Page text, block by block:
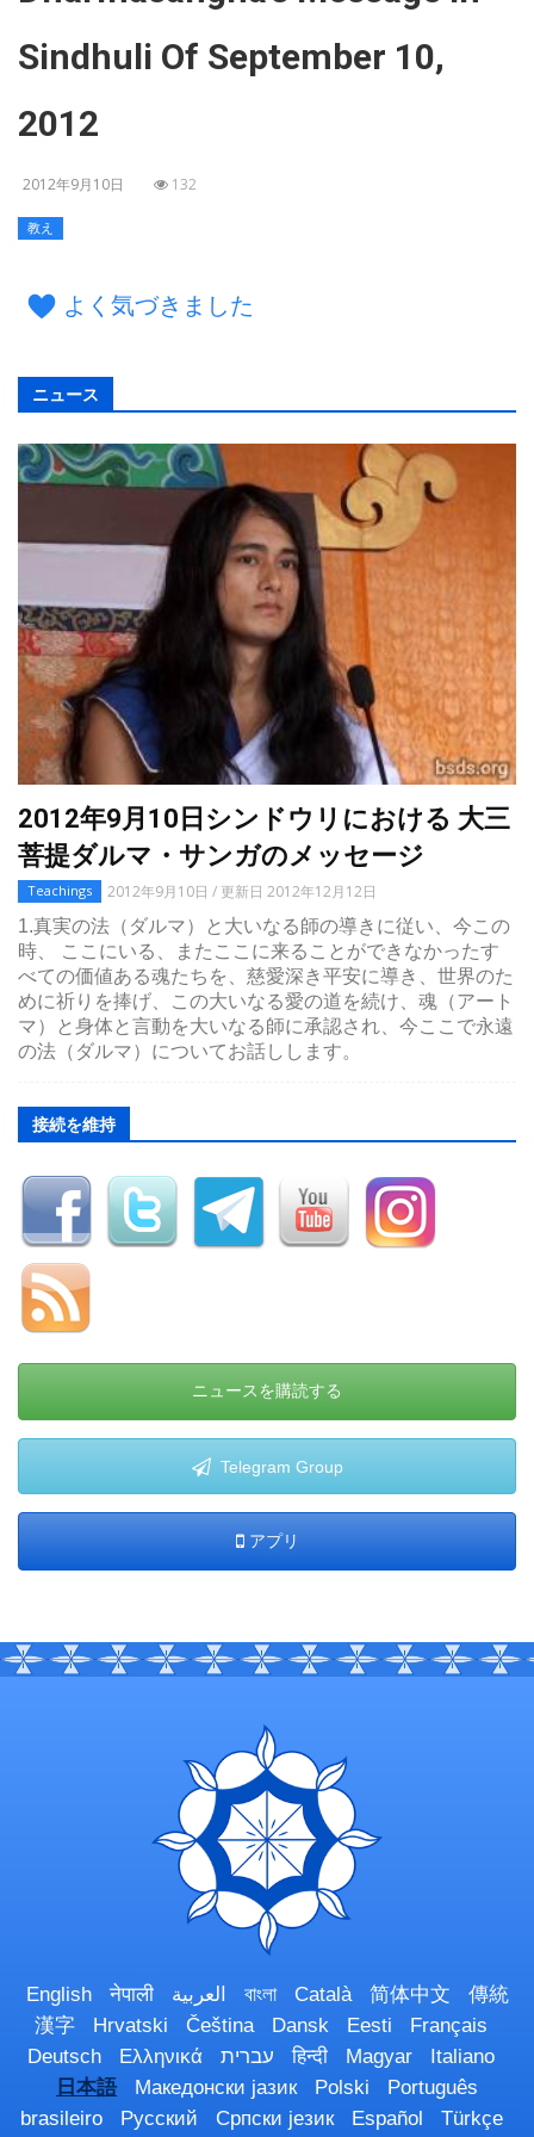
Sindhuli Of September 10,
2012
2012年9月10日 132
教え
よく気づきました
ニュース
2012年9月10日シンドウリにおける 大三
菩提ダルマ・サンガのメッセージ
Teachings
2012年9月10日 / 更新日 2012年12月12日
1.真実の法（ダルマ）と大いなる師の導きに従い、今この
時、 ここにいる、またここに来ることができなかったす
べての価値ある魂たちを、慈愛深き平安に導き、世界のた
めに祈りを捧げ、この大いなる愛の道を続け、魂（アート
マ）と身体と言動を大いなる師に承認され、今ここで永遠
の法（ダルマ）についてお話しします。
接続を維持
ニュースを購読する
Telegram Group
アプリ
English नेपाली العربية বাংলা Català 简体中文
傳統
漢字
Hrvatski Čeština Dansk Eesti
Français
Deutsch
Ελληνικά עברית हिन्दी Magyar
Italiano
日本語
Македонски јазик Polski
Português
brasileiro
Русский Српски језик Español Türkçe